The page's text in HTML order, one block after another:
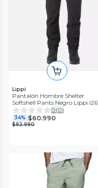
Lippi
Pantalón Hombre Shelter
Softshell Pants Negro Lippi I26
0(0)
34% $60.990
$92.990